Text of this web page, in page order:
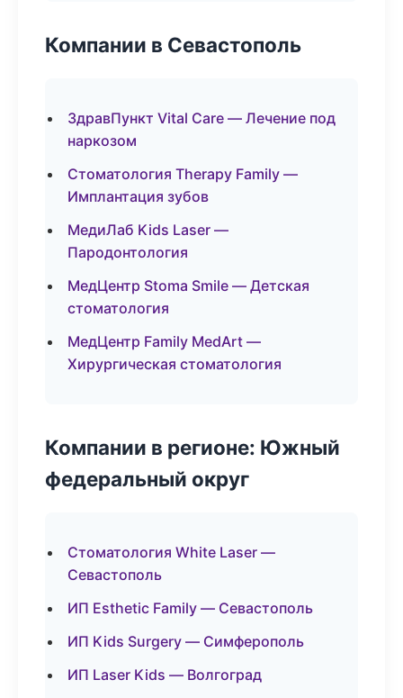
Компании в Севастополь
ЗдравПункт Vital Care — Лечение под
наркозом
Стоматология Therapy Family —
Имплантация зубов
МедиЛаб Kids Laser —
Пародонтология
МедЦентр Stoma Smile — Детская
стоматология
МедЦентр Family MedArt —
Хирургическая стоматология
Компании в регионе: Южный
федеральный округ
Стоматология White Laser —
Севастополь
ИП Esthetic Family — Севастополь
ИП Kids Surgery — Симферополь
ИП Laser Kids — Волгоград